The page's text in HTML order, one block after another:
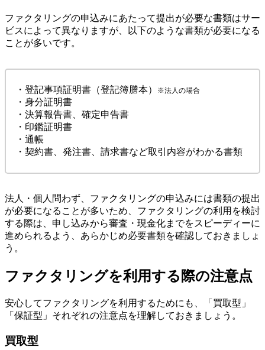
ファクタリングの申込みにあたって提出が必要な書類はサー
ビスによって異なりますが、以下のような書類が必要になる
ことが多いです。
・登記事項証明書（登記簿謄本） ※法人の場合
・身分証明書
・決算報告書、確定申告書
・印鑑証明書
・通帳
・契約書、発注書、請求書など取引内容がわかる書類
法人・個人問わず、ファクタリングの申込みには書類の提出
が必要になることが多いため、ファクタリングの利用を検討
する際は、申し込みから審査・現金化までをスピーディーに
進められるよう、あらかじめ必要書類を確認しておきましょ
う。
ファクタリングを利用する際の注意点
安心してファクタリングを利用するためにも、「買取型」
「保証型」それぞれの注意点を理解しておきましょう。
買取型